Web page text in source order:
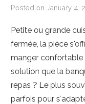
MAISON-DECO
Posted on January 4,
Petite ou grande
fermée, la pièce
manger confortable
solution que la
repas ? Le plus
parfois pour